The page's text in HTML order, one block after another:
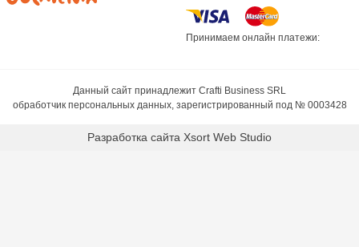
Принимаем онлайн платежи:
Данный сайт принадлежит Crafti Business SRL
обработчик персональных данных, зарегистрированный под № 0003428
Разработка сайта Xsort Web Studio